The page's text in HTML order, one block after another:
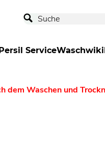
ServiceWaschwiki
dem Waschen und